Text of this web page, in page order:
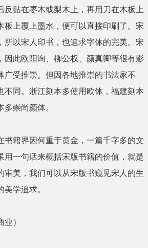
反贴在枣木或梨木上，再用刀在木板上
板上覆上墨水，便可以直接印刷了。宋
所以宋人印书，也追求字体的完美。宋
因此欧阳询、柳公权、颜真卿等很有影
广受推崇。但因各地推崇的书法家不
不同。浙江刻本多使用欧体，福建刻本
崇尚颜体。
书籍界因何重于黄金，一篇千字多的文
用一句话来概括宋版书籍的价值，就是
审美，我们可以从宋版书窥见宋人的生
学追求。
业）